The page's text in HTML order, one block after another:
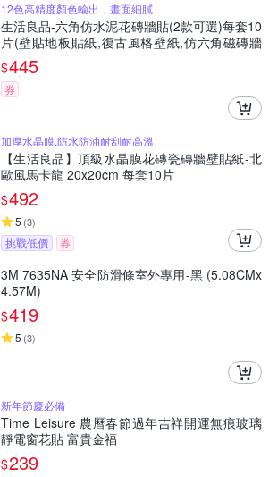
12色高精度顏色輸出，畫面細膩
生活良品-六角仿水泥花磚牆貼(2款可選)每套10
片(壁貼地板貼紙,復古風格壁紙,仿六角磁磚牆
貼,DIY防水即撕即貼裝飾材料貼片,模擬磁磚牆
面家飾貼紙)
$445
券
加厚水晶膜,防水防油耐刮耐高溫
【生活良品】頂級水晶膜花磚瓷磚牆壁貼紙-北
歐風馬卡龍 20x20cm 每套10片
$492
5 (3)
挑戰低價 券
3M 7635NA 安全防滑條室外專用-黑 (5.08CMx
4.57M)
$419
5 (3)
新年節慶必備
Time Leisure 農曆春節過年吉祥開運無痕玻璃
靜電窗花貼 富貴金福
$239